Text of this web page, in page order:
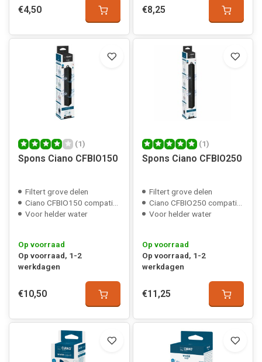
€4,50 €8,25
(1)
Spons Ciano CFBIO150
Filtert grove delen
Ciano CFBIO150 compatible
Voor helder water
Op voorraad
Op voorraad, 1-2
werkdagen
€10,50
(1)
Spons Ciano CFBIO250
Filtert grove delen
Ciano CFBIO250 compatible
Voor helder water
Op voorraad
Op voorraad, 1-2
werkdagen
€11,25